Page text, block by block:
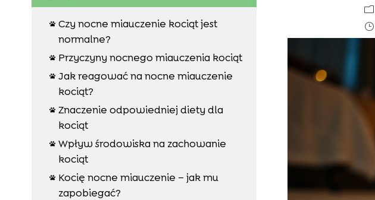
 Czy nocne miauczenie kociąt jest
normalne?
 Przyczyny nocnego miauczenia kociąt
 Jak reagować na nocne miauczenie
kociąt?
 Znaczenie odpowiedniej diety dla
kociąt
 Wpływ środowiska na zachowanie
kociąt

Kocię nocne miauczenie – jak mu
zapobiegać?
m
}